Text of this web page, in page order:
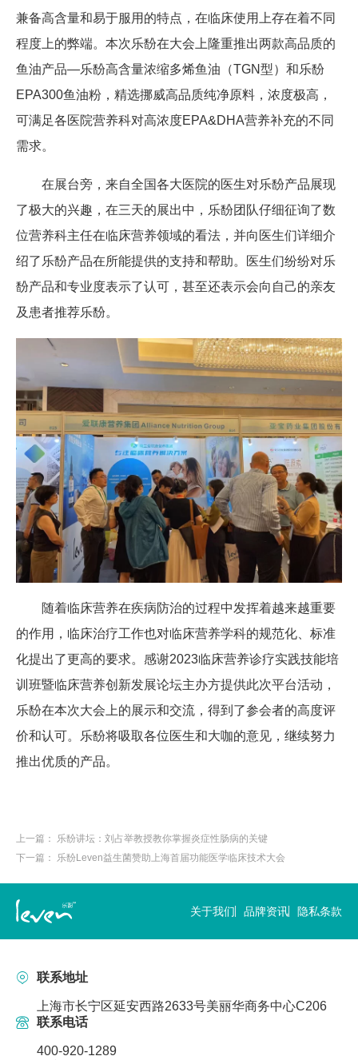
兼备高含量和易于服用的特点，在临床使用上存在着不同
程度上的弊端。本次乐馚在大会上隆重推出两款高品质的
鱼油产品—乐馚高含量浓缩多烯鱼油（TGN型）和乐馚
EPA300鱼油粉，精选挪威高品质纯净原料，浓度极高，
可满足各医院营养科对高浓度EPA&DHA营养补充的不同
需求。
在展台旁，来自全国各大医院的医生对乐馚产品展现
了极大的兴趣，在三天的展出中，乐馚团队仔细征询了数
位营养科主任在临床营养领域的看法，并向医生们详细介
绍了乐馚产品在所能提供的支持和帮助。医生们纷纷对乐
馚产品和专业度表示了认可，甚至还表示会向自己的亲友
及患者推荐乐馚。
随着临床营养在疾病防治的过程中发挥着越来越重要
的作用，临床治疗工作也对临床营养学科的规范化、标准
化提出了更高的要求。感谢2023临床营养诊疗实践技能培
训班暨临床营养创新发展论坛主办方提供此次平台活动，
乐馚在本次大会上的展示和交流，得到了参会者的高度评
价和认可。乐馚将吸取各位医生和大咖的意见，继续努力
推出优质的产品。
上一篇： 乐馚讲坛：刘占举教授教你掌握炎症性肠病的关键
下一篇： 乐馚Leven益生菌赞助上海首届功能医学临床技术大会
关于我们 品牌资讯 隐私条款
联系地址
上海市长宁区延安西路2633号美丽华商务中心C206
联系电话
400-920-1289